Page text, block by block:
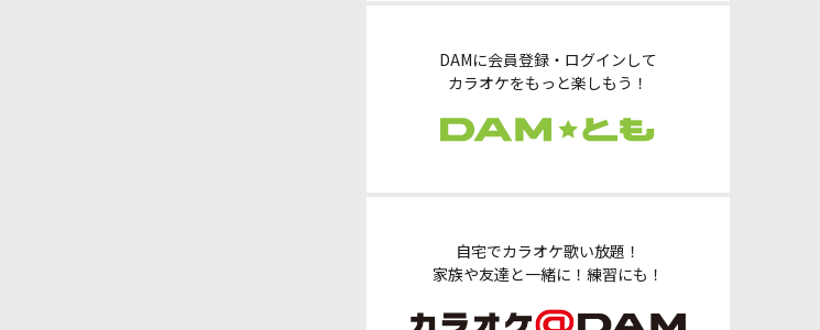
DAMに会員登録・ログインして
カラオケをもっと楽しもう！
自宅でカラオケ歌い放題！
家族や友達と一緒に！練習にも！